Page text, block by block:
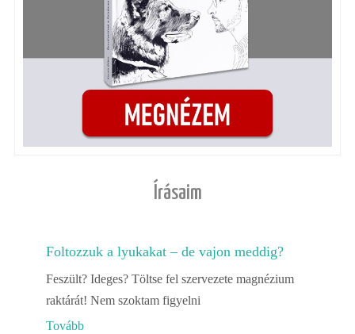
Írásaim
Foltozzuk a lyukakat – de vajon meddig?
Feszült? Ideges? Töltse fel szervezete magnézium
raktárát! Nem szoktam figyelni
Tovább